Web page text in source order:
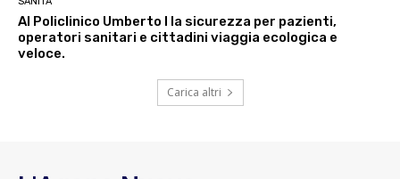
Al Policlinico Umberto I la sicurezza per pazienti,
operatori sanitari e cittadini viaggia ecologica e
veloce.
Carica altri